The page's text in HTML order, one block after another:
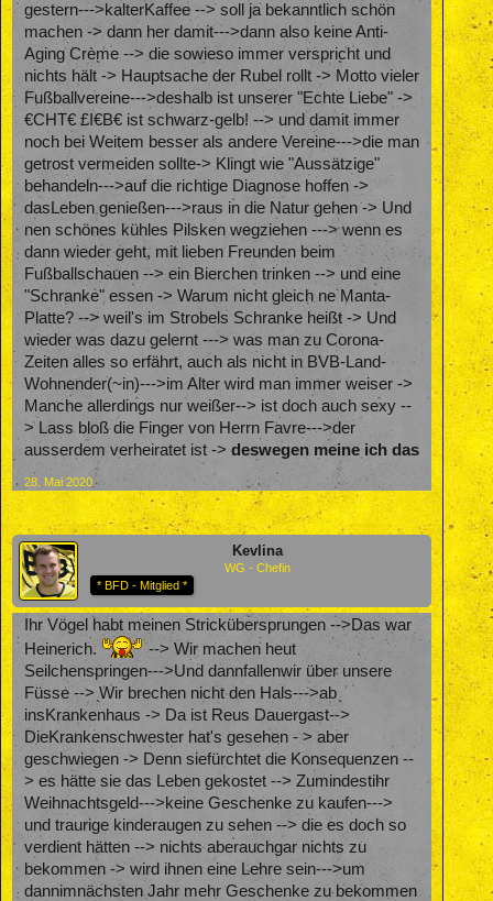
gestern--->kalterKaffee --> soll ja bekanntlich schön
machen -> dann her damit--->dann also keine Anti-
Aging Crème --> die sowieso immer verspricht und
nichts hält -> Hauptsache der Rubel rollt -> Motto vieler
Fußballvereine--->deshalb ist unserer "Echte Liebe" ->
€CHT€ £I€B€ ist schwarz-gelb! --> und damit immer
noch bei Weitem besser als andere Vereine--->die man
getrost vermeiden sollte-> Klingt wie "Aussätzige"
behandeln--->auf die richtige Diagnose hoffen ->
dasLeben genießen--->raus in die Natur gehen -> Und
nen schönes kühles Pilsken wegziehen ---> wenn es
dann wieder geht, mit lieben Freunden beim
Fußballschauen --> ein Bierchen trinken --> und eine
"Schranke" essen -> Warum nicht gleich ne Manta-
Platte? --> weil's im Strobels Schranke heißt -> Und
wieder was dazu gelernt ---> was man zu Corona-
Zeiten alles so erfährt, auch als nicht in BVB-Land-
Wohnender(~in)--->im Alter wird man immer weiser ->
Manche allerdings nur weißer--> ist doch auch sexy --
> Lass bloß die Finger von Herrn Favre--->der
ausserdem verheiratet ist -> deswegen meine ich das
28. Mai 2020
Kevlina
WG - Chefin
* BFD - Mitglied *
Ihr Vögel habt meinen Strickübersprungen -->Das war
Heinerich.
--> Wir machen heut
Seilchenspringen--->Und dannfallenwir über unsere
Füsse --> Wir brechen nicht den Hals--->ab
insKrankenhaus -> Da ist Reus Dauergast-->
DieKrankenschwester hat's gesehen - > aber
geschwiegen -> Denn siefürchtet die Konsequenzen --
> es hätte sie das Leben gekostet --> Zumindestihr
Weihnachtsgeld--->keine Geschenke zu kaufen--->
und traurige kinderaugen zu sehen --> die es doch so
verdient hätten --> nichts aberauchgar nichts zu
bekommen -> wird ihnen eine Lehre sein--->um
dannimnächsten Jahr mehr Geschenke zu bekommen